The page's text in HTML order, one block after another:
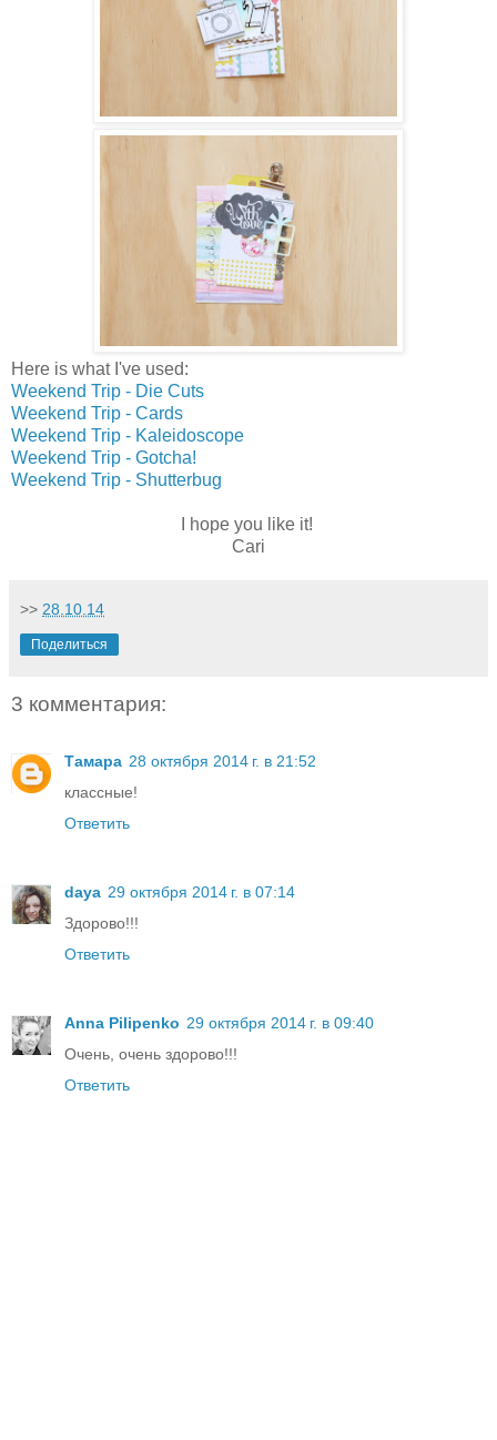
Here is what I've used:
Weekend Trip - Die Cuts
Weekend Trip - Cards
Weekend Trip - Kaleidoscope
Weekend Trip - Gotcha!
Weekend Trip - Shutterbug
I hope you like it!
Cari
>> 28.10.14
Поделиться
3 комментария:
Тамара 28 октября 2014 г. в 21:52
классные!
Ответить
daya 29 октября 2014 г. в 07:14
Здорово!!!
Ответить
Anna Pilipenko 29 октября 2014 г. в 09:40
Очень, очень здорово!!!
Ответить